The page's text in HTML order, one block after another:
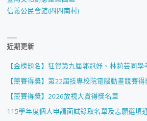
信義公民會館(四四南村)
近期更新
【金榜題名】狂賀第九屆郭冠妤、林莉芸同學
【競賽得獎】第22屆技專校院電腦動畫競賽得
【競賽得獎】2026放視大賞得獎名單
115學年度個人申請面試錄取名單及志願選填